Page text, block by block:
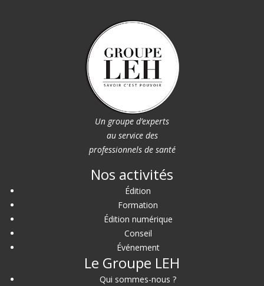
Un groupe d’experts
au service des
professionnels de santé
Nos activités
Édition
Formation
Édition numérique
Conseil
Événement
Le Groupe LEH
Qui sommes-nous ?